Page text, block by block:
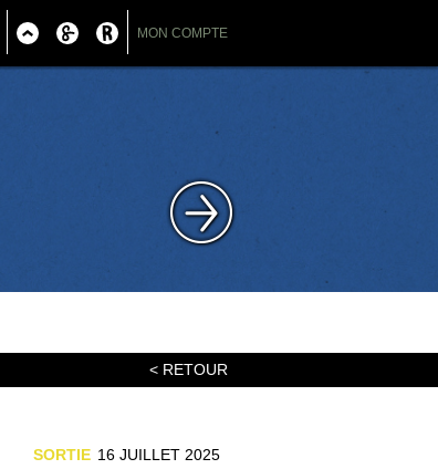
MON COMPTE
< RETOUR
SORTIE 16 JUILLET 2025